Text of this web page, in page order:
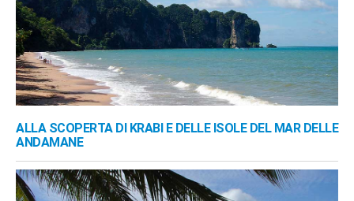
ALLA SCOPERTA DI KRABI E DELLE ISOLE DEL MAR DELLE
ANDAMANE